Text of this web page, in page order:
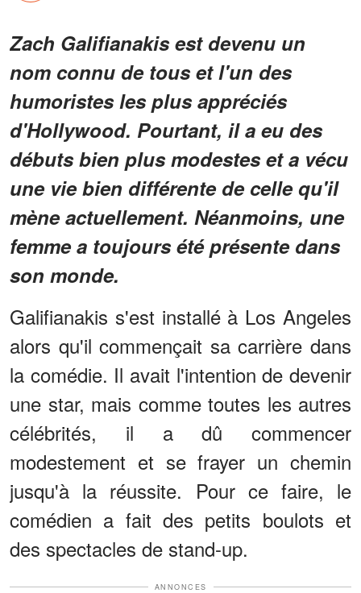
Zach Galifianakis est devenu un
nom connu de tous et l'un des
humoristes les plus appréciés
d'Hollywood. Pourtant, il a eu des
débuts bien plus modestes et a vécu
une vie bien différente de celle qu'il
mène actuellement. Néanmoins, une
femme a toujours été présente dans
son monde.
Galifianakis s'est installé à Los Angeles
alors qu'il commençait sa carrière dans
la comédie. Il avait l'intention de devenir
une star, mais comme toutes les autres
célébrités, il a dû commencer
modestement et se frayer un chemin
jusqu'à la réussite. Pour ce faire, le
comédien a fait des petits boulots et
des spectacles de stand-up.
ANNONCES